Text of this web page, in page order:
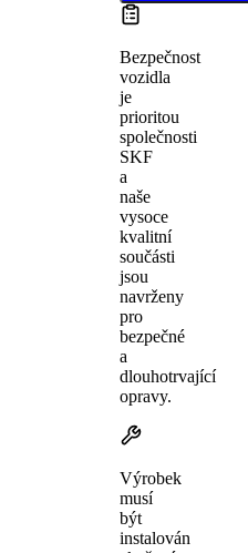
Bezpečnost
vozidla
je
prioritou
společnosti
SKF
a
naše
vysoce
kvalitní
součásti
jsou
navrženy
pro
bezpečné
a
dlouhotrvající
opravy.
Výrobek
musí
být
instalován